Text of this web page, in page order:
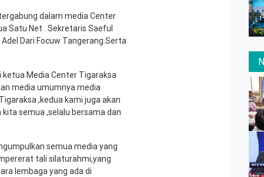
dalam media Center
Satu Net . Sekretaris Saeful
Dari Focuw Tangerang.Serta
ketua Media Center Tigaraksa
media umumnya media
,kedua kami juga akan
semua ,selalu bersama dan
semua media yang
tali silaturahmi,yang
lembaga yang ada di